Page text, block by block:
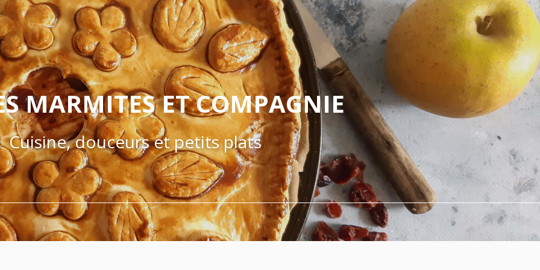
MARMITES ET COMPAGNIE
Cuisine, douceurs et petits plats